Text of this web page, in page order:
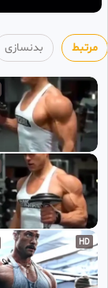
مرتبط بدنسازی
HD